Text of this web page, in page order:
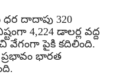
దాదాపు 320
4,224 డాలర్ల వద్ద
వేగంగా పైకి కదిలింది.
భారత